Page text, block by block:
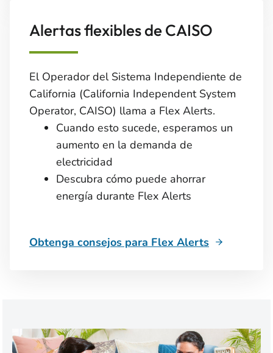
Alertas flexibles de CAISO
El Operador del Sistema Independiente de
California (California Independent System
Operator, CAISO) llama a Flex Alerts.
Cuando esto sucede, esperamos un
aumento en la demanda de
electricidad
Descubra cómo puede ahorrar
energía durante Flex Alerts
Obtenga consejos para Flex Alerts